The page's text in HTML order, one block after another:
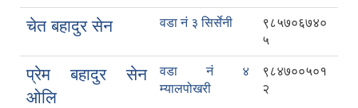
चेत बहादुर सेन वडा नं ३ सिर्सेनी
९८५७०६७४०
५
प्रेम बहादुर सेन
ओलि
वडा नं ४
म्यालपोखरी
९८४७००५०१
२